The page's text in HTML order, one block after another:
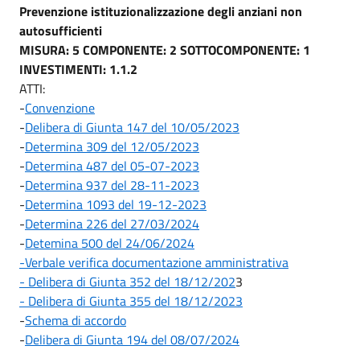
Prevenzione istituzionalizzazione degli anziani non
autosufficienti
MISURA: 5COMPONENTE: 2 SOTTOCOMPONENTE: 1
INVESTIMENTI: 1.1.2
ATTI:
-Convenzione
-Delibera di Giunta 147 del 10/05/2023
-Determina 309 del 12/05/2023
-Determina 487 del 05-07-2023
-Determina 937 del 28-11-2023
-Determina 1093 del 19-12-2023
-Determina 226 del 27/03/2024
-Detemina 500 del 24/06/2024
-Verbale verifica documentazione amministrativa
- Delibera di Giunta 352 del 18/12/2023
- Delibera di Giunta 355 del 18/12/2023
-Schema di accordo
-Delibera di Giunta 194 del 08/07/2024